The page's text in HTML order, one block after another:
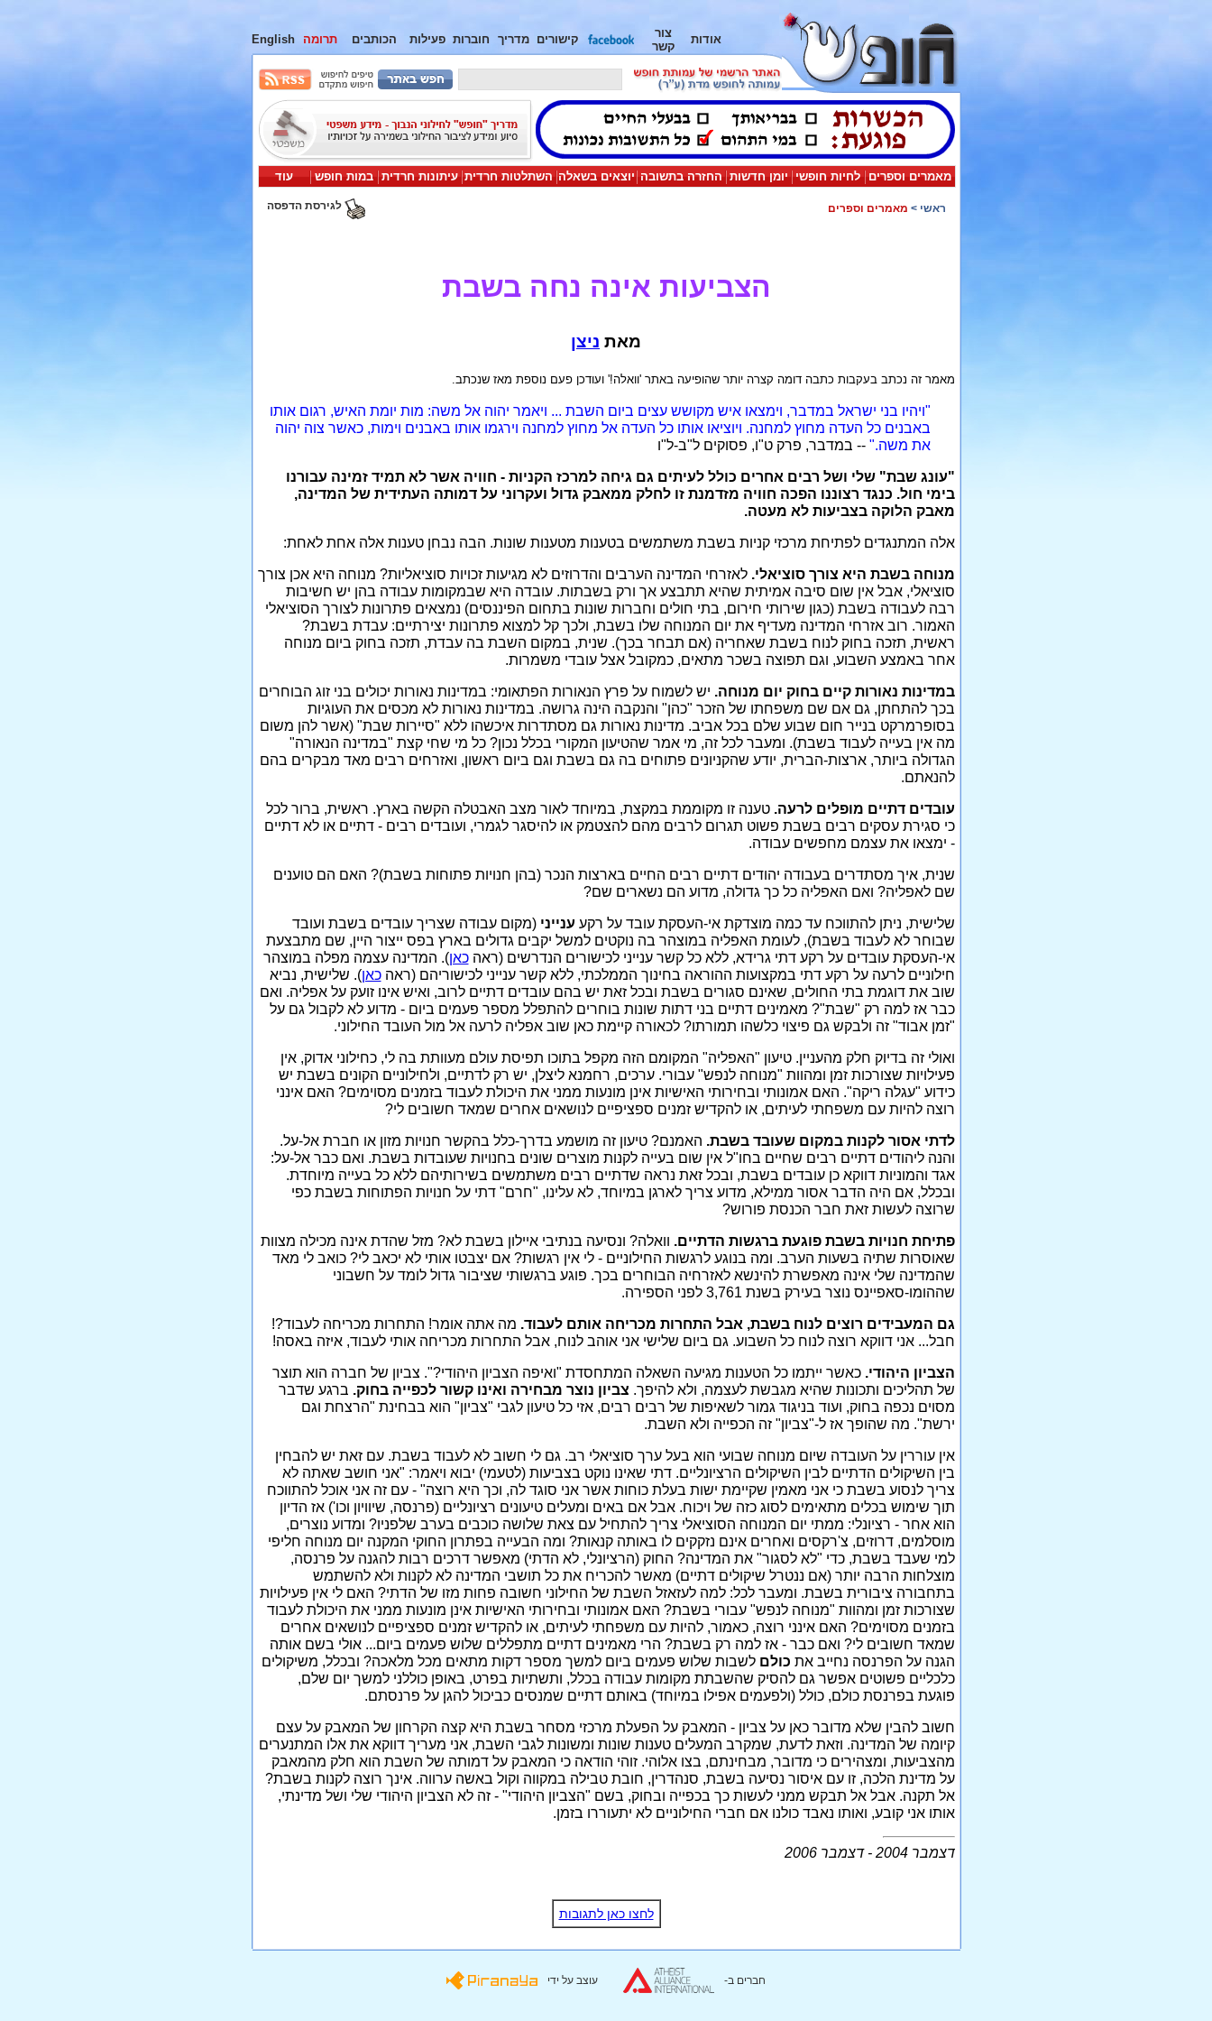
אודות
צור
קשר
קישורים מדריך חוברות פעילות הכותבים תרומה English
מאמרים וספרים לחיות חופשי יומן חדשות החזרה בתשובה יוצאים בשאלה השתלטות חרדית עיתונות חרדית במות חופש עוד
ראשי > מאמרים וספרים לגירסת הדפסה
הצביעות אינה נחה בשבת
מאת ניצן
מאמר זה נכתב בעקבות כתבה דומה קצרה יותר שהופיעה באתר 'וואלה!' ועודכן פעם נוספת מאז שנכתב.
"ויהיו בני ישראל במדבר, וימצאו איש מקושש עצים ביום השבת ... ויאמר יהוה אל משה: מות יומת האיש, רגום אותו
באבנים כל העדה מחוץ למחנה. ויוציאו אותו כל העדה אל מחוץ למחנה וירגמו אותו באבנים וימות, כאשר צוה יהוה
את משה." -- במדבר, פרק ט"ו, פסוקים ל"ב-ל"ו
"עונג שבת" שלי ושל רבים אחרים כולל לעיתים גם גיחה למרכז הקניות - חוויה אשר לא תמיד זמינה עבורנו
בימי חול. כנגד רצוננו הפכה חוויה מזדמנת זו לחלק ממאבק גדול ועקרוני על דמותה העתידית של המדינה,
מאבק הלוקה בצביעות לא מעטה.
אלה המתנגדים לפתיחת מרכזי קניות בשבת משתמשים בטענות מטענות שונות. הבה נבחן טענות אלה אחת לאחת:
מנוחה בשבת היא צורך סוציאלי. לאזרחי המדינה הערבים והדרוזים לא מגיעות זכויות סוציאליות? מנוחה היא אכן צורך
סוציאלי, אבל אין שום סיבה אמיתית שהיא תתבצע אך ורק בשבתות. עובדה היא שבמקומות עבודה בהן יש חשיבות
רבה לעבודה בשבת (כגון שירותי חירום, בתי חולים וחברות שונות בתחום הפיננסים) נמצאים פתרונות לצורך הסוציאלי
האמור. רוב אזרחי המדינה מעדיף את יום המנוחה שלו בשבת, ולכך קל למצוא פתרונות יצירתיים: עבדת בשבת?
ראשית, תזכה בחוק לנוח בשבת שאחריה (אם תבחר בכך). שנית, במקום השבת בה עבדת, תזכה בחוק ביום מנוחה
אחר באמצע השבוע, וגם תפוצה בשכר מתאים, כמקובל אצל עובדי משמרות.
במדינות נאורות קיים בחוק יום מנוחה. יש לשמוח על פרץ הנאורות הפתאומי: במדינות נאורות יכולים בני זוג הבוחרים
בכך להתחתן, גם אם שם משפחתו של הזכר "כהן" והנקבה הינה גרושה. במדינות נאורות לא מכסים את העוגיות
בסופרמרקט בנייר חום שבוע שלם בכל אביב. מדינות נאורות גם מסתדרות איכשהו ללא "סיירות שבת" (אשר להן משום
מה אין בעייה לעבוד בשבת). ומעבר לכל זה, מי אמר שהטיעון המקורי בכלל נכון? כל מי שחי קצת "במדינה הנאורה"
הגדולה ביותר, ארצות-הברית, יודע שהקניונים פתוחים בה גם בשבת וגם ביום ראשון, ואזרחים רבים מאד מבקרים בהם
להנאתם.
עובדים דתיים מופלים לרעה. טענה זו מקוממת במקצת, במיוחד לאור מצב האבטלה הקשה בארץ. ראשית, ברור לכל
כי סגירת עסקים רבים בשבת פשוט תגרום לרבים מהם להצטמק או להיסגר לגמרי, ועובדים רבים - דתיים או לא דתיים
- ימצאו את עצמם מחפשים עבודה.
שנית, איך מסתדרים בעבודה יהודים דתיים רבים החיים בארצות הנכר (בהן חנויות פתוחות בשבת)? האם הם טוענים
שם לאפליה? ואם האפליה כל כך גדולה, מדוע הם נשארים שם?
שלישית, ניתן להתווכח עד כמה מוצדקת אי-העסקת עובד על רקע ענייני (מקום עבודה שצריך עובדים בשבת ועובד
שבוחר לא לעבוד בשבת), לעומת האפליה במוצהר בה נוקטים למשל יקבים גדולים בארץ בפס ייצור היין, שם מתבצעת
אי-העסקת עובדים על רקע דתי גרידא, ללא כל קשר ענייני לכישורים הנדרשים (ראהכאן). המדינה עצמה מפלה במוצהר
חילוניים לרעה על רקע דתי במקצועות ההוראה בחינוך הממלכתי, ללא קשר ענייני לכישוריהם (ראהכאן). שלישית, נביא
שוב את דוגמת בתי החולים, שאינם סגורים בשבת ובכל זאת יש בהם עובדים דתיים לרוב, ואיש אינו זועק על אפליה. ואם
כבר אז למה רק "שבת"? מאמינים דתיים בני דתות שונות בוחרים להתפלל מספר פעמים ביום - מדוע לא לקבול גם על
"זמן אבוד" זה ולבקש גם פיצוי כלשהו תמורתו? לכאורה קיימת כאן שוב אפליה לרעה אל מול העובד החילוני.
ואולי זה בדיוק חלק מהעניין. טיעון "האפליה" המקומם הזה מקפל בתוכו תפיסת עולם מעוותת בה לי, כחילוני אדוק, אין
פעילויות שצורכות זמן ומהוות "מנוחה לנפש" עבורי. ערכים, רחמנא ליצלן, יש רק לדתיים, ולחילוניים הקונים בשבת יש
כידוע "עגלה ריקה". האם אמונותי ובחירותי האישיות אינן מונעות ממני את היכולת לעבוד בזמנים מסוימים? האם אינני
רוצה להיות עם משפחתי לעיתים, או להקדיש זמנים ספציפיים לנושאים אחרים שמאד חשובים לי?
לדתי אסור לקנות במקום שעובד בשבת. האמנם? טיעון זה מושמע בדרך-כלל בהקשר חנויות מזון או חברת אל-על.
והנה ליהודים דתיים רבים שחיים בחו"ל אין שום בעייה לקנות מוצרים שונים בחנויות שעובדות בשבת. ואם כבר אל-על:
אגד והמוניות דווקא כן עובדים בשבת, ובכל זאת נראה שדתיים רבים משתמשים בשירותיהם ללא כל בעייה מיוחדת.
ובכלל, אם היה הדבר אסור ממילא, מדוע צריך לארגן במיוחד, לא עלינו, "חרם" דתי על חנויות הפתוחות בשבת כפי
שרוצה לעשות זאת חבר הכנסת פורוש?
פתיחת חנויות בשבת פוגעת ברגשות הדתיים. וואלה? ונסיעה בנתיבי איילון בשבת לא? מזל שהדת אינה מכילה מצוות
שאוסרות שתיה בשעות הערב. ומה בנוגע לרגשות החילוניים - לי אין רגשות? אם יצבטו אותי לא יכאב לי? כואב לי מאד
שהמדינה שלי אינה מאפשרת להינשא לאזרחיה הבוחרים בכך. פוגע ברגשותי שציבור גדול לומד על חשבוני
שההומו-סאפיינס נוצר בעירק בשנת 3,761 לפני הספירה.
גם המעבידים רוצים לנוח בשבת, אבל התחרות מכריחה אותם לעבוד. מה אתה אומר! התחרות מכריחה לעבוד?!
חבל... אני דווקא רוצה לנוח כל השבוע. גם ביום שלישי אני אוהב לנוח, אבל התחרות מכריחה אותי לעבוד, איזה באסה!
הצביון היהודי. כאשר ייתמו כל הטענות מגיעה השאלה המתחסדת "ואיפה הצביון היהודי?". צביון של חברה הוא תוצר
של תהליכים ותכונות שהיא מגבשת לעצמה, ולא להיפך. צביון נוצר מבחירה ואינו קשור לכפייה בחוק. ברגע שדבר
מסוים נכפה בחוק, ועוד בניגוד גמור לשאיפות של רבים רבים, אזי כל טיעון לגבי "צביון" הוא בבחינת "הרצחת וגם
ירשת". מה שהופך אז ל-"צביון" זה הכפייה ולא השבת.
אין עוררין על העובדה שיום מנוחה שבועי הוא בעל ערך סוציאלי רב. גם לי חשוב לא לעבוד בשבת. עם זאת יש להבחין
בין השיקולים הדתיים לבין השיקולים הרציונליים. דתי שאינו נוקט בצביעות (לטעמי) יבוא ויאמר: "אני חושב שאתה לא
צריך לנסוע בשבת כי אני מאמין שקיימת ישות בעלת כוחות אשר אני סוגד לה, וכך היא רוצה" - עם זה אני אוכל להתווכח
תוך שימוש בכלים מתאימים לסוג כזה של ויכוח. אבל אם באים ומעלים טיעונים רציונליים (פרנסה, שיוויון וכו') אז הדיון
הוא אחר - רציונלי: ממתי יום המנוחה הסוציאלי צריך להתחיל עם צאת שלושה כוכבים בערב שלפניו? ומדוע נוצרים,
מוסלמים, דרוזים, צ'רקסים ואחרים אינם נזקקים לו באותה קנאות? ומה הבעייה בפתרון החוקי המקנה יום מנוחה חליפי
למי שעבד בשבת, כדי "לא לסגור" את המדינה? החוק (הרציונלי, לא הדתי) מאפשר דרכים רבות להגנה על פרנסה,
מוצלחות הרבה יותר (אם ננטרל שיקולים דתיים) מאשר להכריח את כל תושבי המדינה לא לקנות ולא להשתמש
בתחבורה ציבורית בשבת. ומעבר לכל: למה לעזאזל השבת של החילוני חשובה פחות מזו של הדתי? האם לי אין פעילויות
שצורכות זמן ומהוות "מנוחה לנפש" עבורי בשבת? האם אמונותי ובחירותי האישיות אינן מונעות ממני את היכולת לעבוד
בזמנים מסוימים? האם אינני רוצה, כאמור, להיות עם משפחתי לעיתים, או להקדיש זמנים ספציפיים לנושאים אחרים
שמאד חשובים לי? ואם כבר - אז למה רק בשבת? הרי מאמינים דתיים מתפללים שלוש פעמים ביום... אולי בשם אותה
הגנה על הפרנסה נחייב את כולם לשבות שלוש פעמים ביום למשך מספר דקות מתאים מכל מלאכה? ובכלל, משיקולים
כלכליים פשוטים אפשר גם להסיק שהשבתת מקומות עבודה בכלל, ותשתיות בפרט, באופן כוללני למשך יום שלם,
פוגעת בפרנסת כולם, כולל (ולפעמים אפילו במיוחד) באותם דתיים שמנסים כביכול להגן על פרנסתם.
חשוב להבין שלא מדובר כאן על צביון - המאבק על הפעלת מרכזי מסחר בשבת היא קצה הקרחון של המאבק על עצם
קיומה של המדינה. וזאת לדעת, שמקרב המעלים טענות שונות ומשונות לגבי השבת, אני מעריך דווקא את אלו המתנערים
מהצביעות, ומצהירים כי מדובר, מבחינתם, בצו אלוהי. זוהי הודאה כי המאבק על דמותה של השבת הוא חלק מהמאבק
על מדינת הלכה, זו עם איסור נסיעה בשבת, סנהדרין, חובת טבילה במקווה וקול באשה ערווה. אינך רוצה לקנות בשבת?
אל תקנה. אבל אל תבקש ממני לעשות כך בכפייה ובחוק, בשם "הצביון היהודי" - זה לא הצביון היהודי שלי ושל מדינתי,
אותו אני קובע, ואותו נאבד כולנו אם חברי החילוניים לא יתעוררו בזמן.
דצמבר 2004 - דצמבר 2006
חברים ב- עוצב על ידי